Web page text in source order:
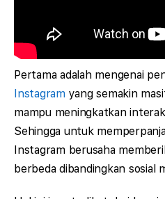
Pertama adalah mengenai
Instagram yang semakin
mampu meningkatkan
Sehingga untuk
Instagram berusaha
berbeda dibandingkan sosial